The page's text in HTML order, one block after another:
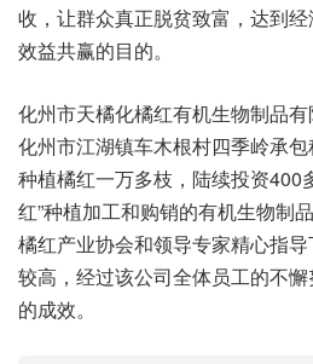
收，让群众真正脱贫致富，达到
效益共赢的目的。
化州市天橘化橘红有机生物制品
化州市江湖镇车木根村四季岭承
种植橘红一万多枝，陆续投资400
红”种植加工和购销的有机生物制
橘红产业协会和领导专家精心指
较高，经过该公司全体员工的不
的成效。